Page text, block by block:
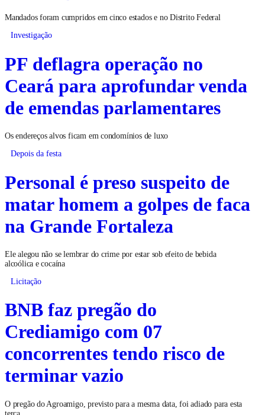
Mandados foram cumpridos em cinco estados e no Distrito Federal
Investigação
PF deflagra operação no
Ceará para aprofundar venda
de emendas parlamentares
Os endereços alvos ficam em condomínios de luxo
Depois da festa
Personal é preso suspeito de
matar homem a golpes de faca
na Grande Fortaleza
Ele alegou não se lembrar do crime por estar sob efeito de bebida
alcoólica e cocaína
Licitação
BNB faz pregão do
Crediamigo com 07
concorrentes tendo risco de
terminar vazio
O pregão do Agroamigo, previsto para a mesma data, foi adiado para esta
terça